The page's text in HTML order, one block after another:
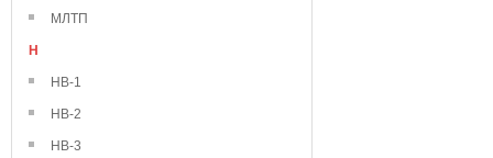
МЛТП
Н
НВ-1
НВ-2
НВ-3